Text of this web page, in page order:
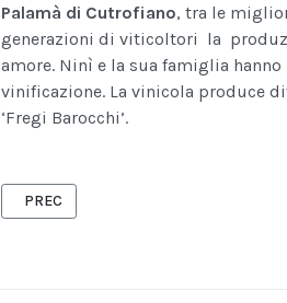
Palamà di Cutrofiano, tra le
generazioni di viticoltori la
amore. Ninì e la sua famiglia
vinificazione. La vinicola produce
‘Fregi Barocchi’.
ARTICOLO PRECEDENTE: FRANCESCO
PREC